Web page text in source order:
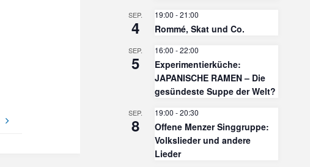
SEP.
4
19:00 -21:00
Rommé, Skat und Co.
SEP.
5
16:00 -22:00
Experimentierküche:
JAPANISCHE RAMEN – Die
gesündeste Suppe der Welt?
SEP.
8
19:00 -20:30
Offene Menzer Singgruppe:
Volkslieder und andere
Lieder